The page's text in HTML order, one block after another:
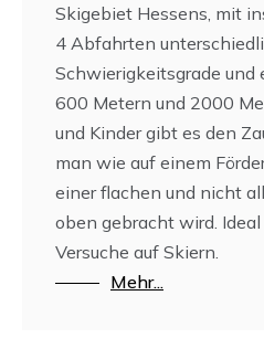
Skigebiet Hessens, mit
4 Abfahrten
Schwierigkeitsgrade und
600 Metern und 2000
und Kinder gibt es den
man wie auf einem
einer flachen und nicht
oben gebracht wird.
Versuche auf Skiern.
Mehr...